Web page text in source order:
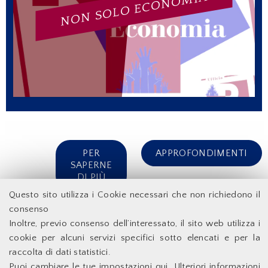
Questo sito utilizza i Cookie necessari che non richiedono il
consenso
Inoltre, previo consenso dell’interessato, il sito web utilizza i
cookie per alcuni servizi specifici sotto elencati e per la
raccolta di dati statistici.
NON SOLO ECONOMIA
PER
SAPERNE
DI PIÙ
APPROFONDIMENTI
Facoltà di Economia - Università degli Studi di Roma
Tor Vergata